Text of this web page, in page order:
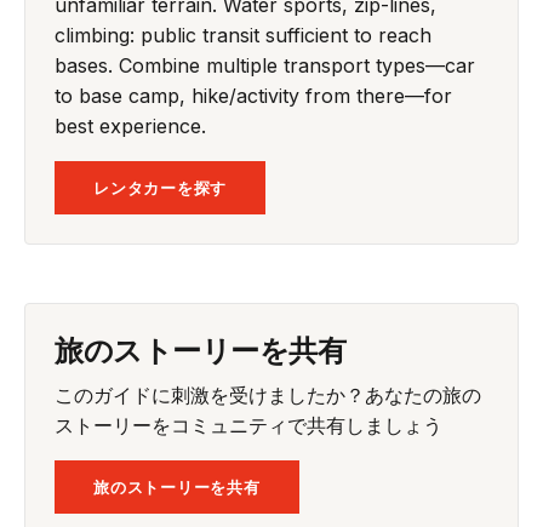
climbing: public transit sufficient to reach
bases. Combine multiple transport types—car
to base camp, hike/activity from there—for
best experience.
レンタカーを探す
旅のストーリーを共有
このガイドに刺激を受けましたか？あなたの旅の
ストーリーをコミュニティで共有しましょう
旅のストーリーを共有